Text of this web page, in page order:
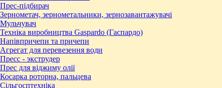
Прес-підбирач
Зернометач, зернометальники, зернозавантажувачі
Мульчувач
Техніка виробництва Gaspardo (Гаспардо)
Напівпричепи та причепи
Агрегат для перевезення води
Пресc - экструдер
Прес для віджиму олії
Косарка роторна, пальцева
Сільгосптехніка